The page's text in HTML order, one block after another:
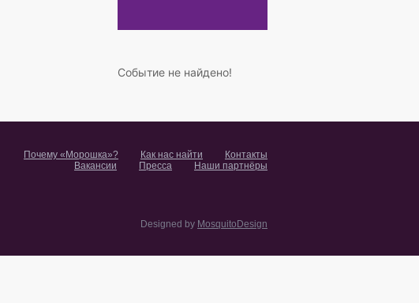
Событие не найдено!
Почему «Морошка»? Как нас найти
Контакты
Вакансии
Пресса Наши партнёры
Designed by MosquitoDesign